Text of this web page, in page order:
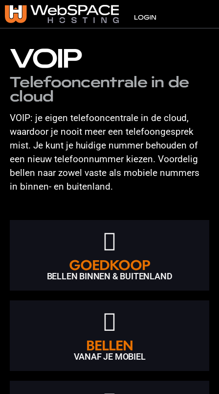
LOGIN
VOIP
Telefooncentrale in de
cloud
VOIP: je eigen telefooncentrale in de cloud,
waardoor je nooit meer een telefoongesprek
mist. Je kunt je huidige nummer behouden of
een nieuw telefoonnummer kiezen. Voordelig
bellen naar zowel vaste als mobiele nummers
in binnen- en buitenland.
GOEDKOOP
BELLEN BINNEN & BUITENLAND
BELLEN
VANAF JE MOBIEL